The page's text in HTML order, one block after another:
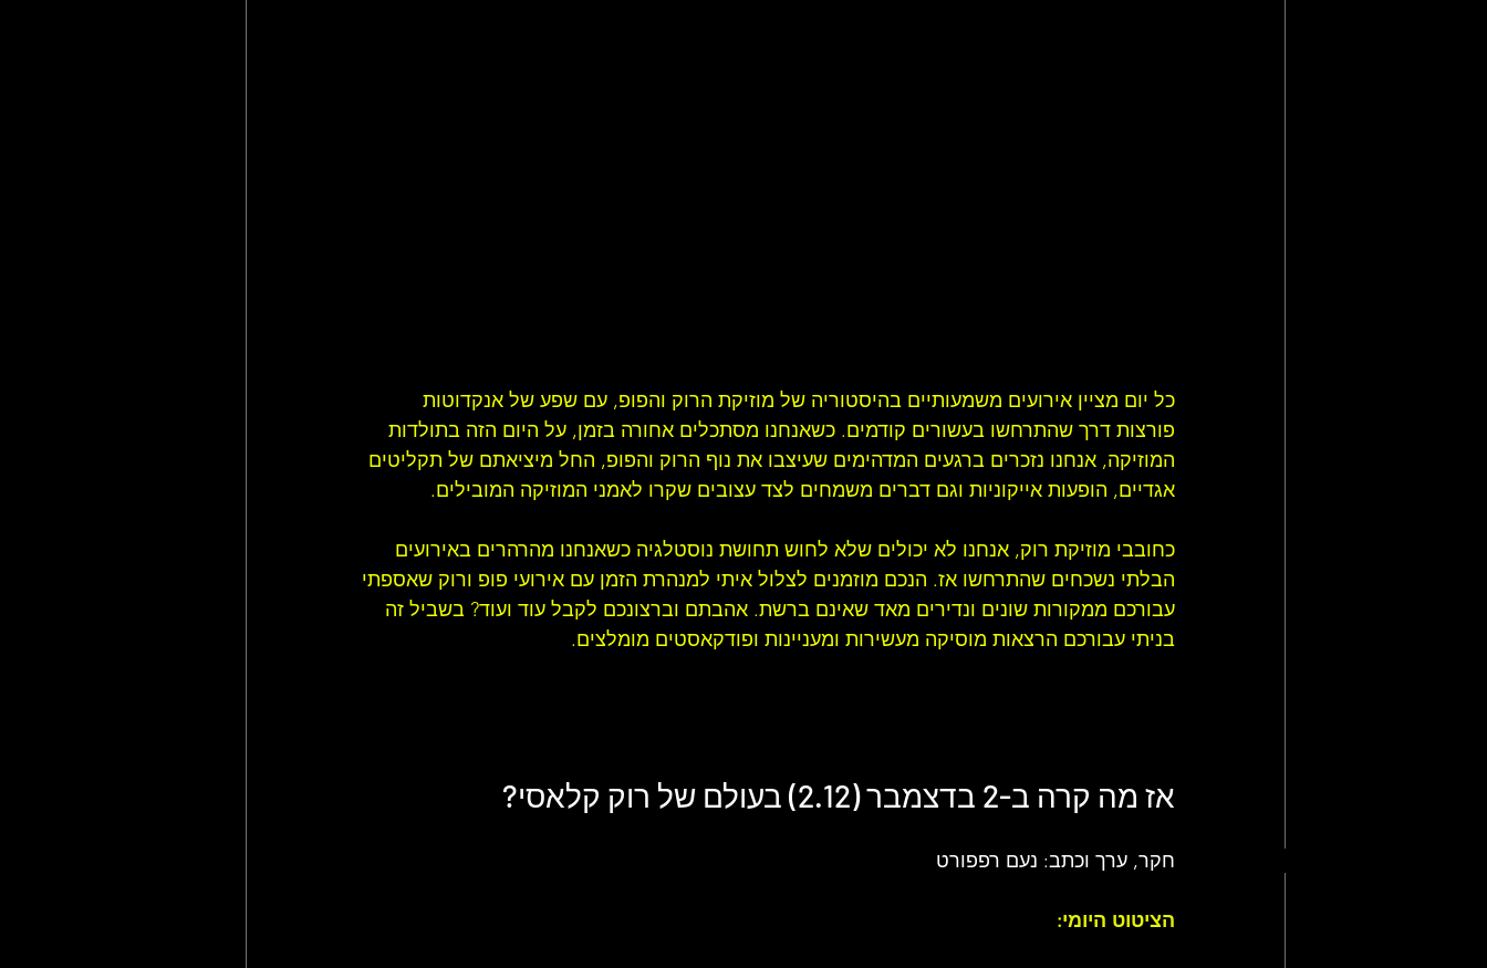
כל יום מציין אירועים משמעותיים בהיסטוריה של מוזיקת הרוק והפופ, עם שפע של אנקדוטות
פורצות דרך שהתרחשו בעשורים קודמים. כשאנחנו מסתכלים אחורה בזמן, על היום הזה בתולדות
המוזיקה, אנחנו נזכרים ברגעים המדהימים שעיצבו את נוף הרוק והפופ, החל מיציאתם של תקליטים
אגדיים, הופעות אייקוניות וגם דברים משמחים לצד עצובים שקרו לאמני המוזיקה המובילים.
כחובבי מוזיקת רוק, אנחנו לא יכולים שלא לחוש תחושת נוסטלגיה כשאנחנו מהרהרים באירועים
הבלתי נשכחים שהתרחשו אז. הנכם מוזמנים לצלול איתי למנהרת הזמן עם אירועי פופ ורוק שאספתי
עבורכם ממקורות שונים ונדירים מאד שאינם ברשת. אהבתם וברצונכם לקבל עוד ועוד? בשביל זה
בניתי עבורכם הרצאות מוסיקה מעשירות ומעניינות ופודקאסטים מומלצים.
אז מה קרה ב-2 בדצמבר (2.12) בעולם של רוק קלאסי?
חקר, ערך וכתב: נעם רפפורט
הציטוט היומי: